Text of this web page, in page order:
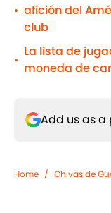
• afición del
club
•
La lista de
moneda de
Add us as a
Home / Chivas de